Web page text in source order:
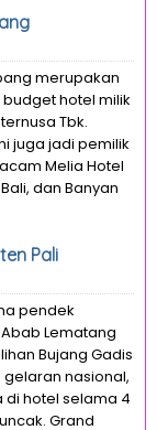
merupakan
hotel milik
Tbk.
juga jadi pemilik
Melia Hotel
dan Banyan
Pali
pendek
Lematang
Bujang Gadis
gelaran nasional,
di hotel selama 4
Grand